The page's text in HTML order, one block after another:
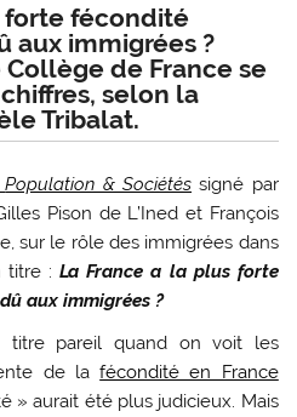
forte fécondité
aux immigrées ?
Collège de France se
selon la
Tribalat.
Population & Sociétés signé par
Pison de L’Ined et François
sur le rôle des immigrées dans
titre :La France a la plus forte
aux immigrées ?
titre pareil quand on voit les
de lafécondité en France
» aurait été plus judicieux. Mais